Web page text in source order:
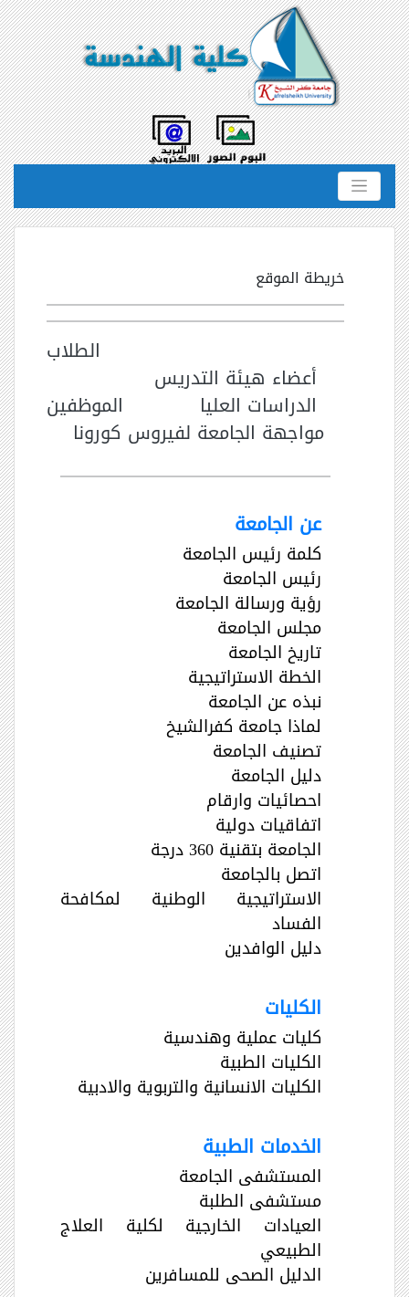
خريطة الموقع
الطلاب
أعضاء هيئة التدريس
الدراسات العليا الموظفين
مواجهة الجامعة لفيروس كورونا
عن الجامعة
كلمة رئيس الجامعة
رئيس الجامعة
رؤية ورسالة الجامعة
مجلس الجامعة
تاريخ الجامعة
الخطة الاستراتيجية
نبذه عن الجامعة
لماذا جامعة كفرالشيخ
تصنيف الجامعة
دليل الجامعة
احصائيات وارقام
اتفاقيات دولية
الجامعة بتقنية 360 درجة
اتصل بالجامعة
الاستراتيجية الوطنية لمكافحة
الفساد
دليل الوافدين
الكليات
كليات عملية وهندسية
الكليات الطبية
الكليات الانسانية والتربوية والادبية
الخدمات الطبية
المستشفى الجامعة
مستشفى الطلبة
العيادات الخارجية لكلية العلاج
الطبيعي
الدليل الصحى للمسافرين